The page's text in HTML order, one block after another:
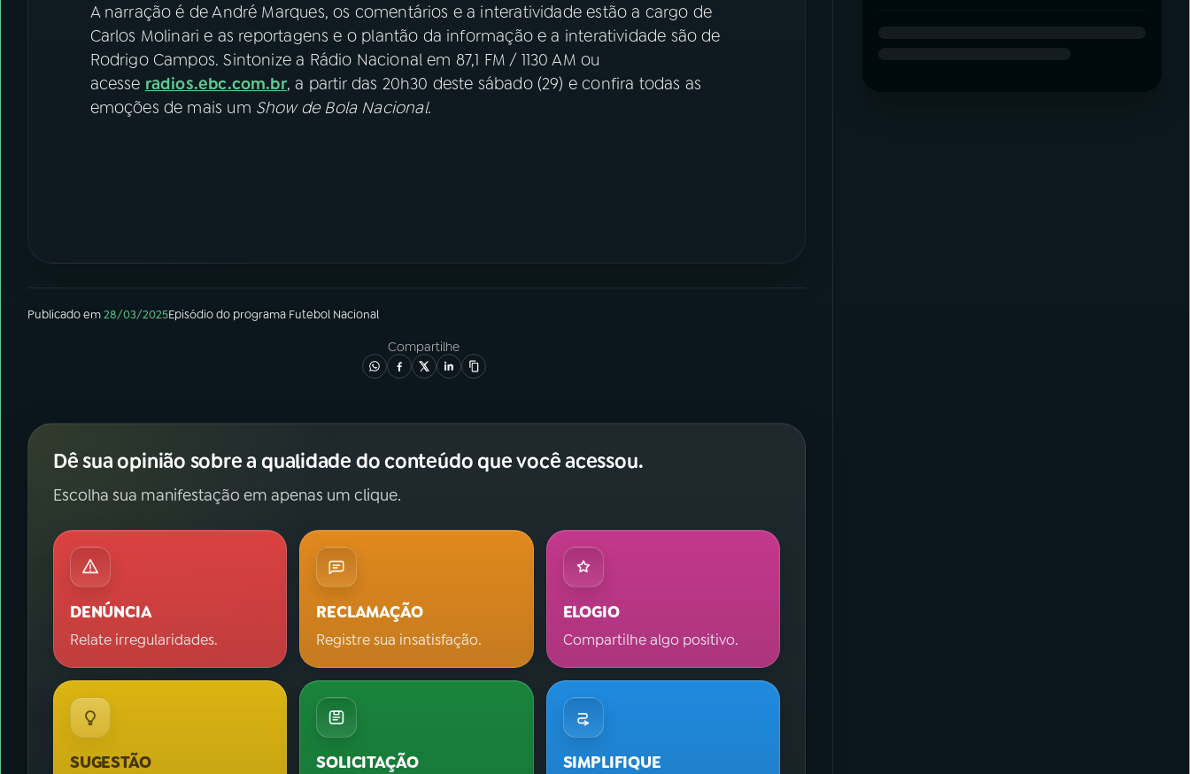
A narração é de André Marques, os comentários e a interatividade estão a cargo de
Carlos Molinari e as reportagens e o plantão da informação e a interatividade são de
Rodrigo Campos. Sintonize a Rádio Nacional em 87,1 FM / 1130 AM ou
acesse radios.ebc.com.br, a partir das 20h30 deste sábado (29) e confira todas as
emoções de mais um Show de Bola Nacional.
Publicado em28/03/2025Episódiodo programa Futebol Nacional
Compartilhe
Dê sua opinião sobre a qualidade do conteúdo que você acessou.
Escolha sua manifestação em apenas um clique.
DENÚNCIA
Relate irregularidades.
RECLAMAÇÃO
Registre sua insatisfação.
ELOGIO
Compartilhe algo positivo.
SUGESTÃO SOLICITAÇÃO SIMPLIFIQUE